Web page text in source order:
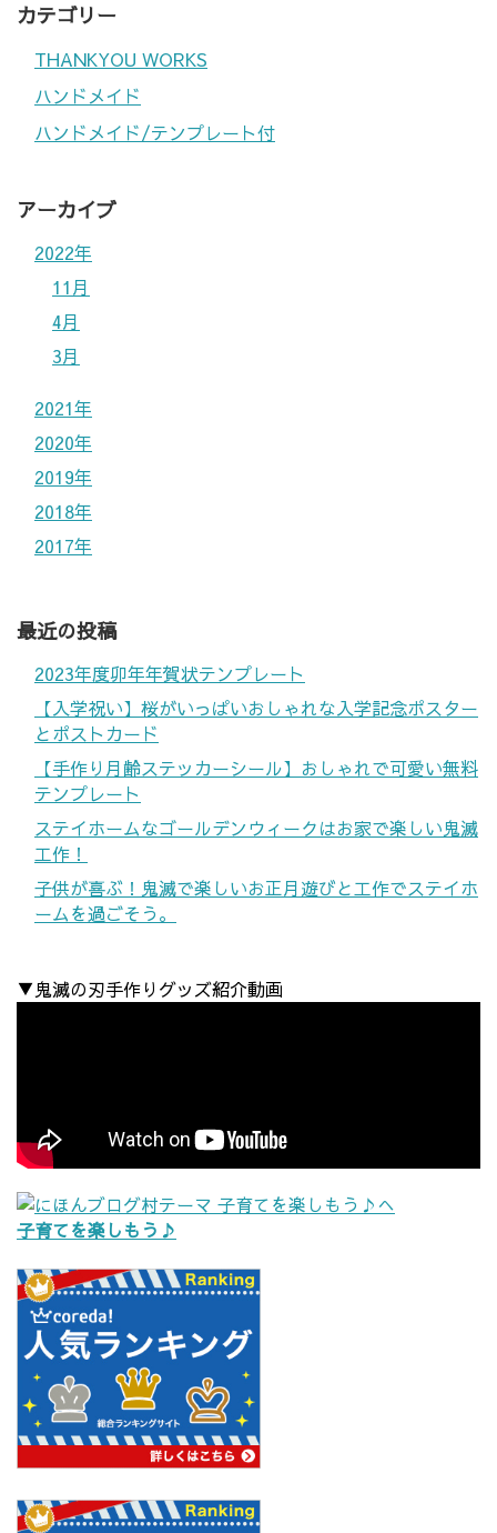
カテゴリー
THANKYOU WORKS
ハンドメイド
ハンドメイド/テンプレート付
アーカイブ
2022年
11月
4月
3月
2021年
2020年
2019年
2018年
2017年
最近の投稿
2023年度卯年年賀状テンプレート
【入学祝い】桜がいっぱいおしゃれな入学記念ポスター
とポストカード
【手作り月齢ステッカーシール】おしゃれで可愛い無料
テンプレート
ステイホームなゴールデンウィークはお家で楽しい鬼滅
工作！
子供が喜ぶ！鬼滅で楽しいお正月遊びと工作でステイホ
ームを過ごそう。
▼鬼滅の刃手作りグッズ紹介動画
子育てを楽しもう♪